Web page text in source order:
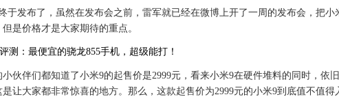
于发布了，虽然在发布会之前，雷军就已经在微博上开了一周的发布会，把小
是价格才是大家期待的重点。
伙伴们都知道了小米9的起售价是2999元，看来小米9在硬件堆料的同时，依
让大家都非常惊喜的地方。那么，这款起售价为2999元的小米9到底值不值得